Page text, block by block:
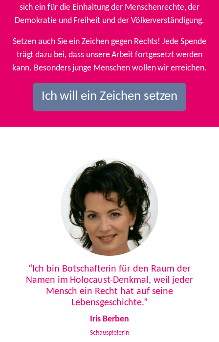
sich ein für die Einhaltung der Menschenrechte, der
Demokratie und Freiheit und der Völkerverständigung.
Setzen auch Sie ein Zeichen gegen Rechts! Jede Spende
trägt dazu bei, dass unsere Arbeit fortgesetzt werden
kann. Besonders junge Menschen wollen wir erreichen.
Ich will ein Zeichen setzen
“Ich bin Botschafterin für den Raum der
Namen im Holocaust-Denkmal, weil jeder
Mensch ein Recht hat auf seine
Lebensgeschichte.”
Iris Berben
Schauspielerin